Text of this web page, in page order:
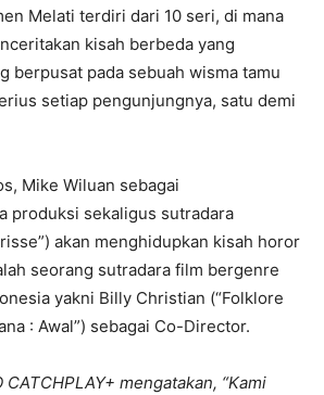
Melati terdiri dari 10 seri, di mana
kisah berbeda yang
berpusat pada sebuah wisma tamu
setiap pengunjungnya, satu demi
Mike Wiluan sebagai
produksi sekaligus sutradara
akan menghidupkan kisah horor
seorang sutradara film bergenre
yakni Billy Christian (“Folklore
: Awal”) sebagai Co-Director.
CATCHPLAY+ mengatakan, “Kami